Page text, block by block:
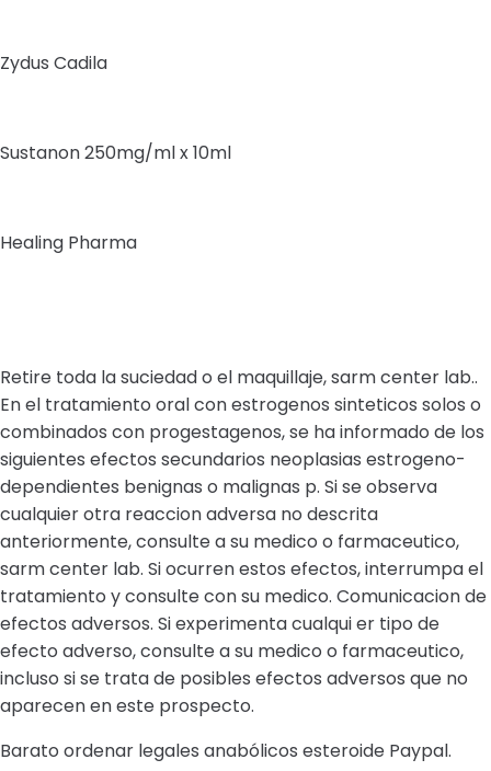
Zydus Cadila
Sustanon 250mg/ml x 10ml
Healing Pharma
Retire toda la suciedad o el maquillaje, sarm center lab..
En el tratamiento oral con estrogenos sinteticos solos o
combinados con progestagenos, se ha informado de los
siguientes efectos secundarios neoplasias estrogeno-
dependientes benignas o malignas p. Si se observa
cualquier otra reaccion adversa no descrita
anteriormente, consulte a su medico o farmaceutico,
sarm center lab. Si ocurren estos efectos, interrumpa el
tratamiento y consulte con su medico. Comunicacion de
efectos adversos. Si experimenta cualqui er tipo de
efecto adverso, consulte a su medico o farmaceutico,
incluso si se trata de posibles efectos adversos que no
aparecen en este prospecto.
Barato ordenar legales anabólicos esteroide Paypal.